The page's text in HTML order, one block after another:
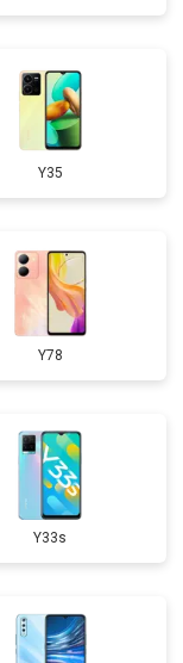
Y35
Y78
Y33s